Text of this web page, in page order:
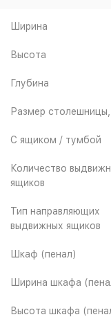
Ширина
Высота
Глубина
Размер
С ящиком / тумбой
Количество
ящиков
Тип направляющих
выдвижных ящиков
Шкаф (пенал)
Ширина шкафа
Высота шкафа